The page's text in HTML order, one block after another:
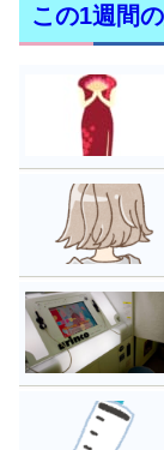
この1週間